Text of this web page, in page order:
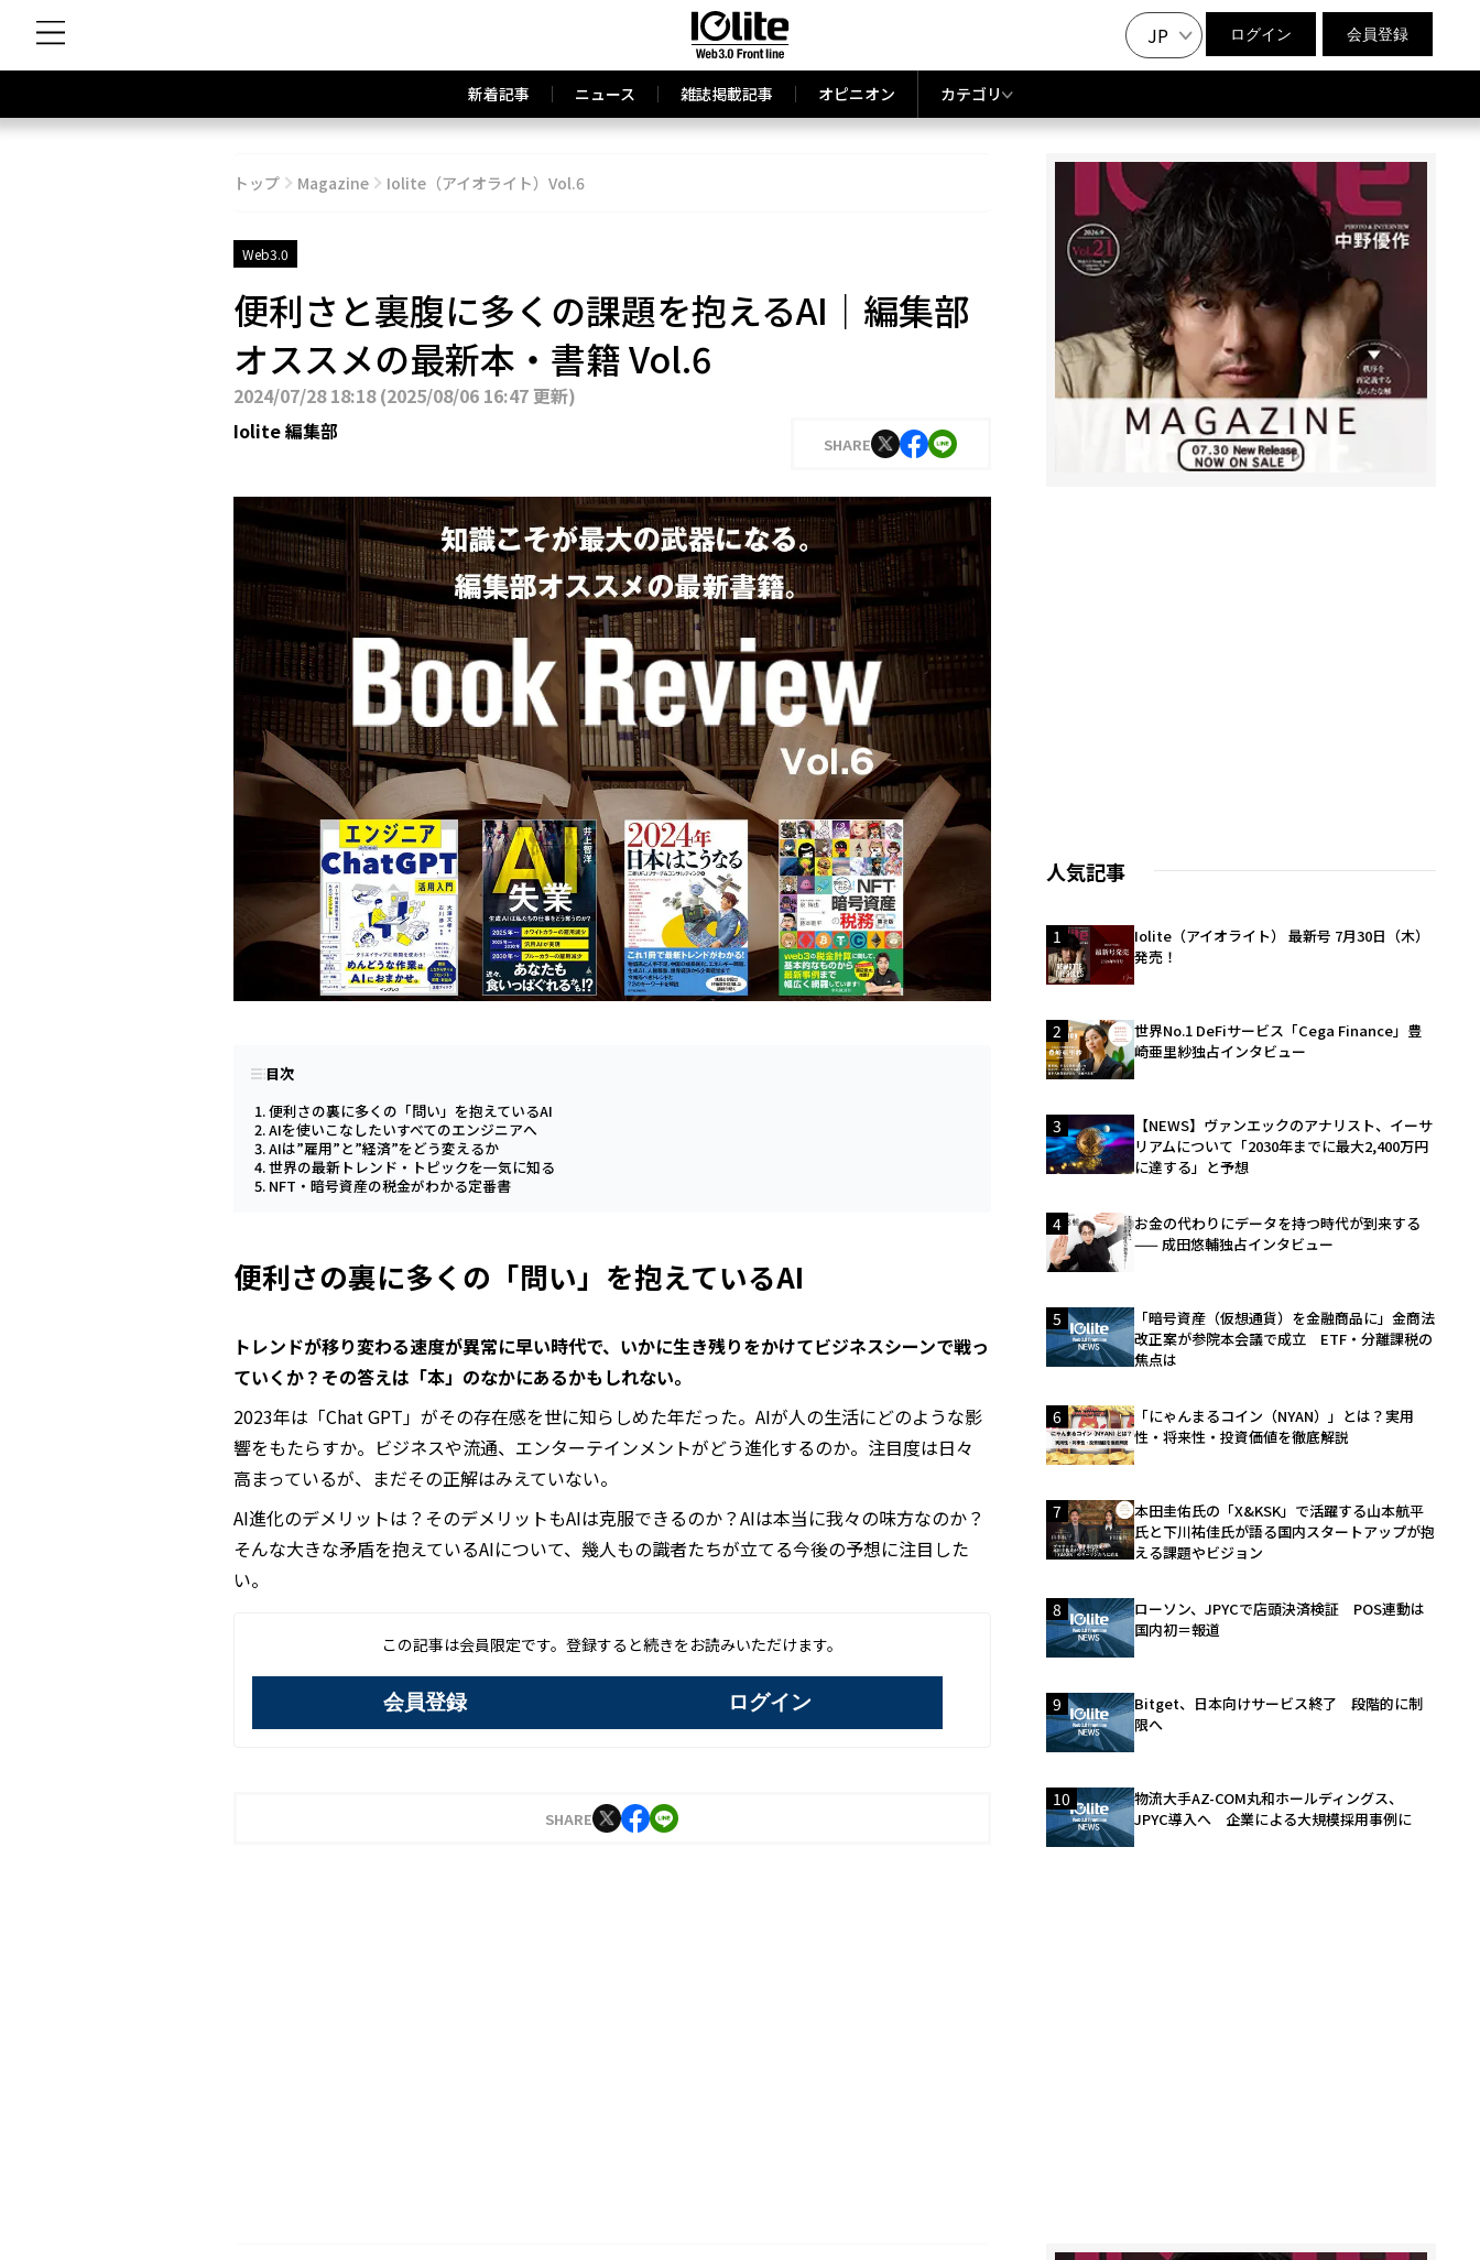
JP ログイン 会員登録
新着記事 ニュース 雑誌掲載記事 オピニオン カテゴリ
トップ Magazine Iolite（アイオライト）Vol.6
Web3.0
便利さと裏腹に多くの課題を抱えるAI｜編集部
オススメの最新本・書籍 Vol.6
2024/07/28 18:18(2025/08/06 16:47 更新)
Iolite 編集部
SHARE
目次
便利さの裏に多くの「問い」を抱えているAI
AIを使いこなしたいすべてのエンジニアへ
AIは”雇用”と”経済”をどう変えるか
世界の最新トレンド・トピックを一気に知る
NFT・暗号資産の税金がわかる定番書
便利さの裏に多くの「問い」を抱えているAI
トレンドが移り変わる速度が異常に早い時代で、いかに生き残りをかけてビジネスシーンで戦っ
ていくか？その答えは「本」のなかにあるかもしれない。
2023年は「Chat GPT」がその存在感を世に知らしめた年だった。AIが人の生活にどのような影
響をもたらすか。ビジネスや流通、エンターテインメントがどう進化するのか。注目度は日々
高まっているが、まだその正解はみえていない。
AI進化のデメリットは？そのデメリットもAIは克服できるのか？AIは本当に我々の味方なのか？
そんな大きな矛盾を抱えているAIについて、幾人もの識者たちが立てる今後の予想に注目した
い。
この記事は会員限定です。登録すると続きをお読みいただけます。
会員登録 ログイン
SHARE
人気記事
1
Iolite（アイオライト） 最新号 7月30日（木）
発売！
2
世界No.1 DeFiサービス「Cega Finance」豊
崎亜里紗独占インタビュー
3
【NEWS】ヴァンエックのアナリスト、イーサ
リアムについて「2030年までに最大2,400万円
に達する」と予想
4
お金の代わりにデータを持つ時代が到来する
—— 成田悠輔独占インタビュー
5
「暗号資産（仮想通貨）を金融商品に」金商法
改正案が参院本会議で成立 ETF・分離課税の
焦点は
6
「にゃんまるコイン（NYAN）」とは？実用
性・将来性・投資価値を徹底解説
7
本田圭佑氏の「X&KSK」で活躍する山本航平
氏と下川祐佳氏が語る国内スタートアップが抱
える課題やビジョン
8
ローソン、JPYCで店頭決済検証 POS連動は
国内初＝報道
9
Bitget、日本向けサービス終了 段階的に制
限へ
10
物流大手AZ-COM丸和ホールディングス、
JPYC導入へ 企業による大規模採用事例に